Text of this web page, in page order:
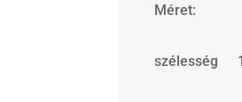
Méret:
szélesség